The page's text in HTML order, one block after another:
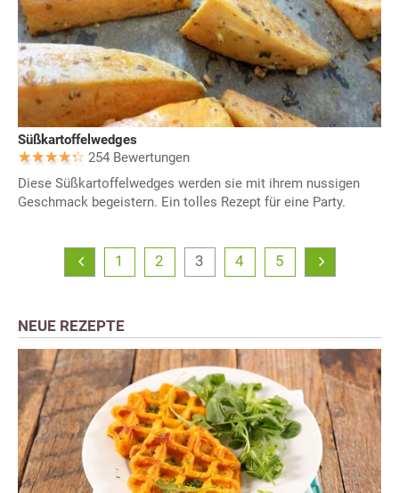
Süßkartoffelwedges
254 Bewertungen
Diese Süßkartoffelwedges werden sie mit ihrem nussigen
Geschmack begeistern. Ein tolles Rezept für eine Party.
1 2 3 4 5
NEUE REZEPTE